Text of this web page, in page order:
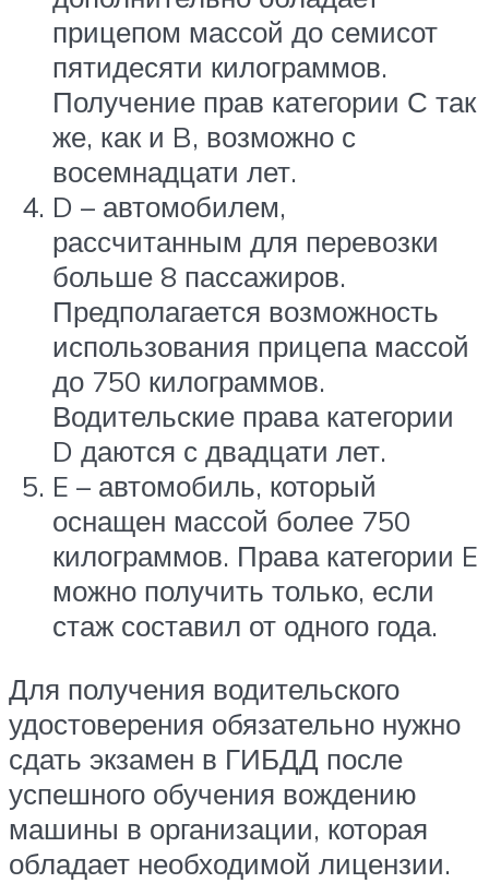
прицепом массой до семисот
пятидесяти килограммов.
Получение прав категории С так
же, как и B, возможно с
восемнадцати лет.
D – автомобилем,
рассчитанным для перевозки
больше 8 пассажиров.
Предполагается возможность
использования прицепа массой
до 750 килограммов.
Водительские права категории
D даются с двадцати лет.
E – автомобиль, который
оснащен массой более 750
килограммов. Права категории E
можно получить только, если
стаж составил от одного года.
Для получения водительского
удостоверения обязательно нужно
сдать экзамен в ГИБДД после
успешного обучения вождению
машины в организации, которая
обладает необходимой лицензии.